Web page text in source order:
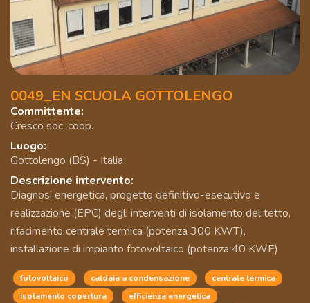
0049_EN SCUOLA GOTTOLENGO
Committente:
Cresco soc. coop.
Luogo:
Gottolengo (BS) - Italia
Descrizione intervento:
Diagnosi energetica, progetto definitivo-esecutivo e
realizzazione (EPC) degli interventi di isolamento del tetto,
rifacimento centrale termica (potenza 300 KWT),
installazione di impianto fotovoltaico (potenza 40 KWE)
fotovoltaico caldaia a condensazione
centrale termica
isolamento copertura
efficienza energetica